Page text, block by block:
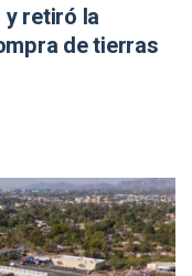
y retiró la
de tierras